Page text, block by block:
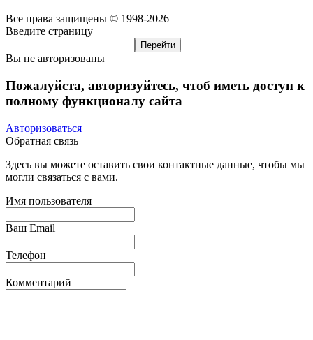
Все права защищены © 1998-2026
Введите страницу
Вы не авторизованы
Пожалуйста, авторизуйтесь, чтоб иметь доступ к
полному функционалу сайта
Авторизоваться
Обратная связь
Здесь вы можете оставить свои контактные данные, чтобы мы
могли связаться с вами.
Имя пользователя
Ваш Email
Телефон
Комментарий